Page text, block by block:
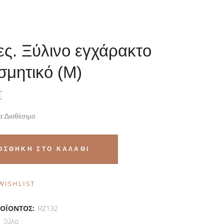
Ξύλινο εγχάρακτο
(M)
Διαθέσιμο
ΣΤΟ ΚΑΛΆΘΙ
RZ132
Ξύλο